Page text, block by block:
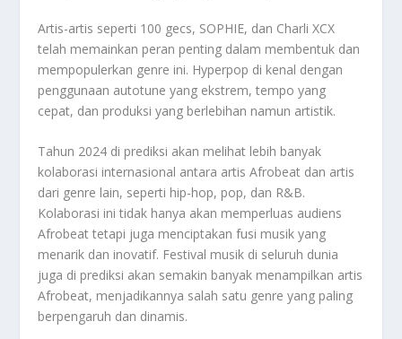
Artis-artis seperti 100 gecs, SOPHIE, dan Charli XCX
telah memainkan peran penting dalam membentuk dan
mempopulerkan genre ini. Hyperpop di kenal dengan
penggunaan autotune yang ekstrem, tempo yang
cepat, dan produksi yang berlebihan namun artistik.
Tahun 2024 di prediksi akan melihat lebih banyak
kolaborasi internasional antara artis Afrobeat dan artis
dari genre lain, seperti hip-hop, pop, dan R&B.
Kolaborasi ini tidak hanya akan memperluas audiens
Afrobeat tetapi juga menciptakan fusi musik yang
menarik dan inovatif. Festival musik di seluruh dunia
juga di prediksi akan semakin banyak menampilkan artis
Afrobeat, menjadikannya salah satu genre yang paling
berpengaruh dan dinamis.